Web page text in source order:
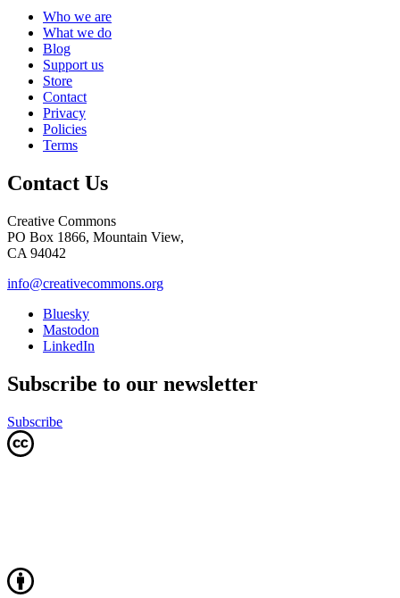
Who we are
What we do
Blog
Support us
Store
Contact
Privacy
Policies
Terms
Contact Us
Creative Commons
PO Box 1866, Mountain View,
CA 94042
info@creativecommons.org
Bluesky
Mastodon
LinkedIn
Subscribe to our newsletter
Subscribe